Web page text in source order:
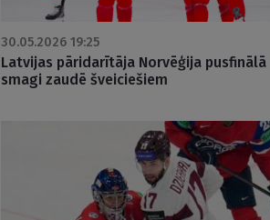
30.05.2026 19:25
Latvijas pāridarītāja Norvēģija pusfinālā
smagi zaudē šveiciešiem